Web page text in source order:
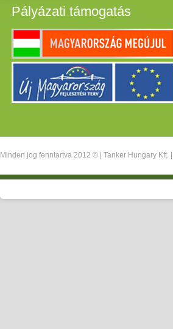
Pályázati támogatás
Minden jog fenntartva 2012 © | Tanker Hungary Kft.